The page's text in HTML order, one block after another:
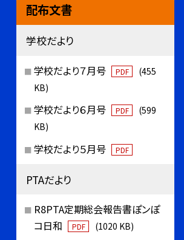
配布文書
学校だより
学校だより７月号 PDF
(455
KB)
学校だより６月号 PDF
(599
KB)
学校だより５月号 PDF
PTAだより
R8PTA定期総会報告書ぽンぽ
コ日和
PDF (1020 KB)